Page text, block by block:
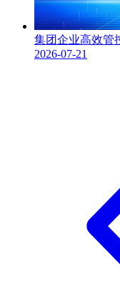
集团企业高效管
2026-07-21